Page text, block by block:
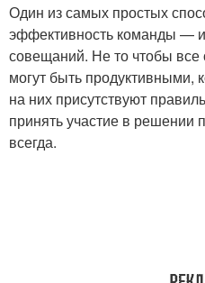
Один из самых простых
эффективность команды —
совещаний. Не то чтобы
могут быть продуктивными,
на них присутствуют
принять участие в решении
всегда.